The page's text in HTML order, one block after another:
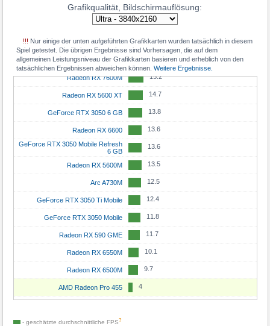
Grafikqualität, Bildschirmauflösung:
!!! Nur einige der unten aufgeführten Grafikkarten wurden tatsächlich in diesem
Spiel getestet. Die übrigen Ergebnisse sind Vorhersagen, die auf dem
allgemeinen Leistungsniveau der Grafikkarten basieren und erheblich von den
tatsächlichen Ergebnissen abweichen können.Weitere Ergebnisse.
Radeon RX 7700S 16.9
Radeon RX 6600 XT 16.9
Radeon RX 6650M 15.4
GeForce RTX 2060 Max-Q 15.3
Radeon RX 7600M 15.2
Radeon RX 5600 XT 14.7
GeForce RTX 3050 6 GB 13.8
Radeon RX 6600 13.6
GeForce RTX 3050 Mobile Refresh
6 GB
13.6
Radeon RX 5600M 13.5
Arc A730M 12.5
GeForce RTX 3050 Ti Mobile 12.4
GeForce RTX 3050 Mobile 11.8
Radeon RX 590 GME 11.7
Radeon RX 6550M 10.1
Radeon RX 6500M 9.7
AMD Radeon Pro 455 4
- geschätzte durchschnittliche FPS?